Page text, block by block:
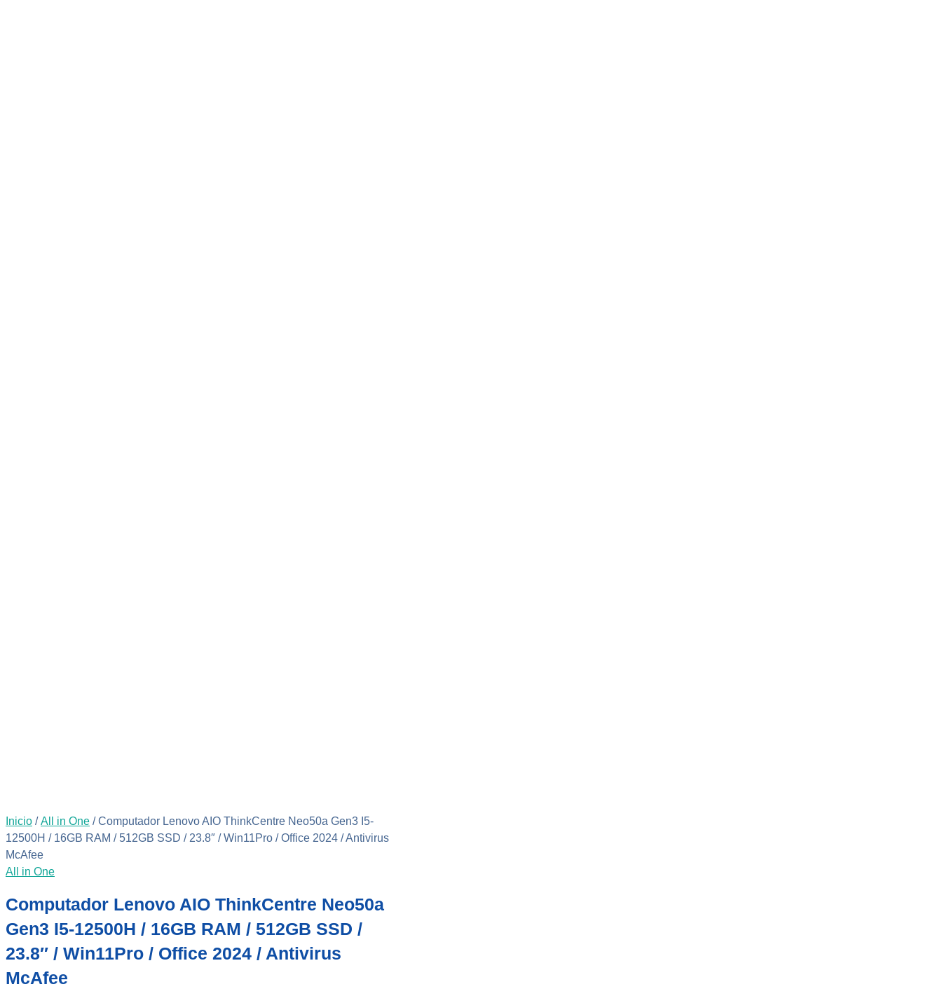
Inicio /All in One / Computador Lenovo AIO ThinkCentre Neo50a Gen3 I5-
12500H / 16GB RAM / 512GB SSD / 23.8″ / Win11Pro / Office 2024 / Antivirus
McAfee
All in One
Computador Lenovo AIO ThinkCentre Neo50a
Gen3 I5-12500H / 16GB RAM / 512GB SSD /
23.8″ / Win11Pro / Office 2024 / Antivirus
McAfee